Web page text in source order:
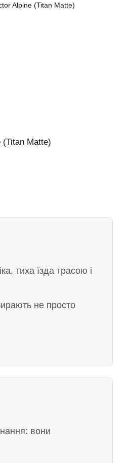
тиха їзда трасою і
не просто
вони
(Titan Matte)